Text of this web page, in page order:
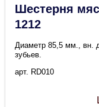
Шестерня
1212
Диаметр 85,5 мм., вн.
зубьев.
арт. RD010